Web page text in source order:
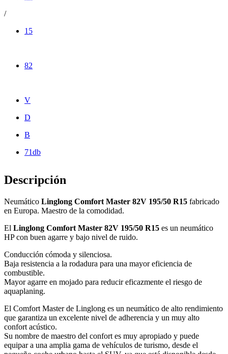
/
15
82
V
D
B
71db
Descripción
Neumático Linglong Comfort Master 82V 195/50 R15 fabricado
en Europa. Maestro de la comodidad.
El Linglong Comfort Master 82V 195/50 R15 es un neumático
HP con buen agarre y bajo nivel de ruido.
Conducción cómoda y silenciosa.
Baja resistencia a la rodadura para una mayor eficiencia de
combustible.
Mayor agarre en mojado para reducir eficazmente el riesgo de
aquaplaning.
El Comfort Master de Linglong es un neumático de alto rendimiento
que garantiza un excelente nivel de adherencia y un muy alto
confort acústico.
Su nombre de maestro del confort es muy apropiado y puede
equipar a una amplia gama de vehículos de turismo, desde el